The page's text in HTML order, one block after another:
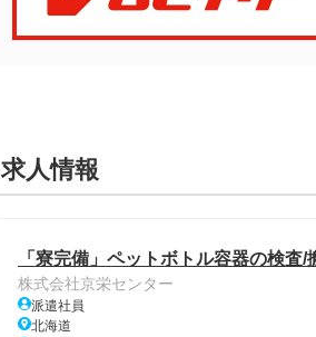
求人情報
「寮完備」ペットボトル容器の検
株式会社京栄センター
派遣社員
北海道